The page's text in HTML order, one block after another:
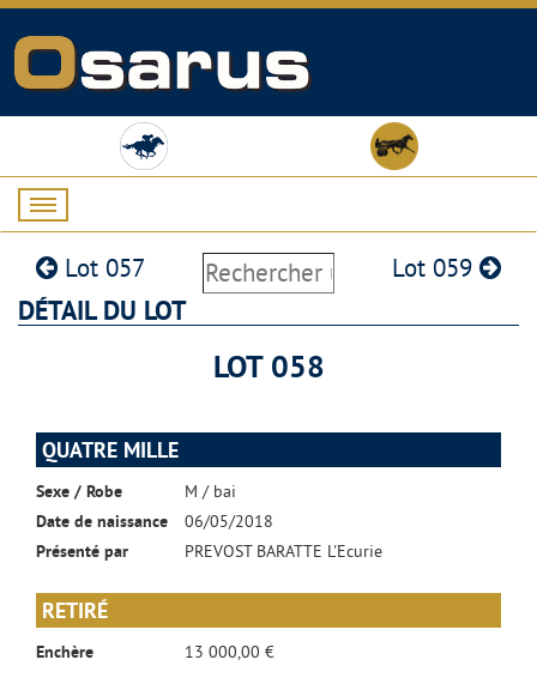
Lot 057 Lot 059
DÉTAIL DU LOT
LOT 058
QUATRE MILLE
Sexe / Robe
M / bai
Date de naissance
06/05/2018
Présenté par
PREVOST BARATTE L'Ecurie
RETIRÉ
Enchère 13 000,00 €